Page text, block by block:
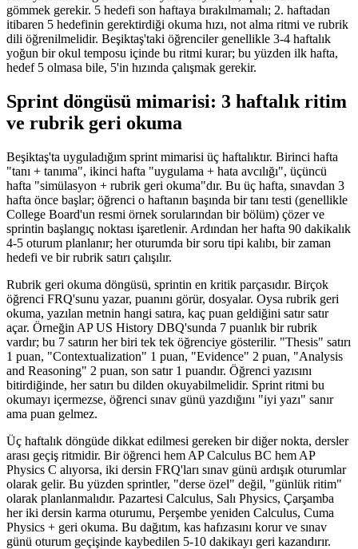
gömmek gerekir. 5 hedefi son haftaya bırakılmamalı; 2. haftadan
itibaren 5 hedefinin gerektirdiği okuma hızı, not alma ritmi ve rubrik
dili öğrenilmelidir. Beşiktaş'taki öğrenciler genellikle 3-4 haftalık
yoğun bir okul temposu içinde bu ritmi kurar; bu yüzden ilk hafta,
hedef 5 olmasa bile, 5'in hızında çalışmak gerekir.
Sprint döngüsü mimarisi: 3 haftalık ritim
ve rubrik geri okuma
Beşiktaş'ta uyguladığım sprint mimarisi üç haftalıktır. Birinci hafta
"tanı + tanıma", ikinci hafta "uygulama + hata avcılığı", üçüncü
hafta "simülasyon + rubrik geri okuma"dır. Bu üç hafta, sınavdan 3
hafta önce başlar; öğrenci o haftanın başında bir tanı testi (genellikle
College Board'un resmi örnek sorularından bir bölüm) çözer ve
sprintin başlangıç noktası işaretlenir. Ardından her hafta 90 dakikalık
4-5 oturum planlanır; her oturumda bir soru tipi kalıbı, bir zaman
hedefi ve bir rubrik satırı çalışılır.
Rubrik geri okuma döngüsü, sprintin en kritik parçasıdır. Birçok
öğrenci FRQ'sunu yazar, puanını görür, dosyalar. Oysa rubrik geri
okuma, yazılan metnin hangi satıra, kaç puan geldiğini satır satır
açar. Örneğin AP US History DBQ'sunda 7 puanlık bir rubrik
vardır; bu 7 satırın her biri tek tek öğrenciye gösterilir. "Thesis" satırı
1 puan, "Contextualization" 1 puan, "Evidence" 2 puan, "Analysis
and Reasoning" 2 puan, son satır 1 puandır. Öğrenci yazısını
bitirdiğinde, her satırı bu dilden okuyabilmelidir. Sprint ritmi bu
okumayı içermezse, öğrenci sınav günü yazdığını "iyi yazı" sanır
ama puan gelmez.
Üç haftalık döngüde dikkat edilmesi gereken bir diğer nokta, dersler
arası geçiş ritmidir. Bir öğrenci hem AP Calculus BC hem AP
Physics C alıyorsa, iki dersin FRQ'ları sınav günü ardışık oturumlar
olarak gelir. Bu yüzden sprintler, "derse özel" değil, "günlük ritim"
olarak planlanmalıdır. Pazartesi Calculus, Salı Physics, Çarşamba
her iki dersin karma oturumu, Perşembe yeniden Calculus, Cuma
Physics + geri okuma. Bu dağıtım, kas hafızasını korur ve sınav
günü oturum geçişinde kaybedilen 5-10 dakikayı geri kazandırır.